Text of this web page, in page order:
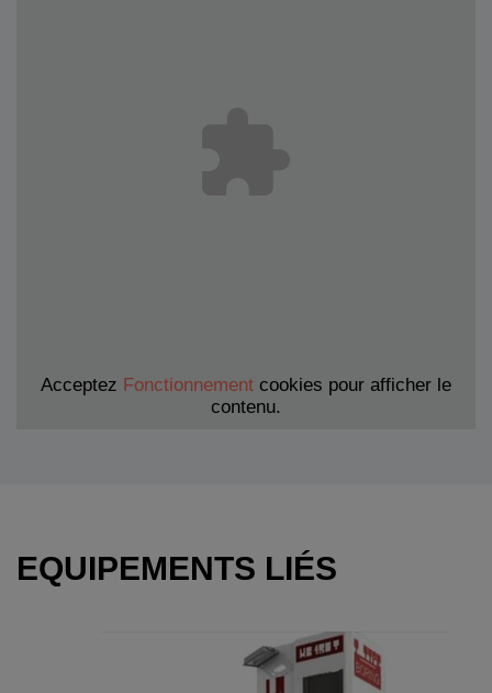
Acceptez Fonctionnement cookies pour afficher le
contenu.
EQUIPEMENTS LIÉS